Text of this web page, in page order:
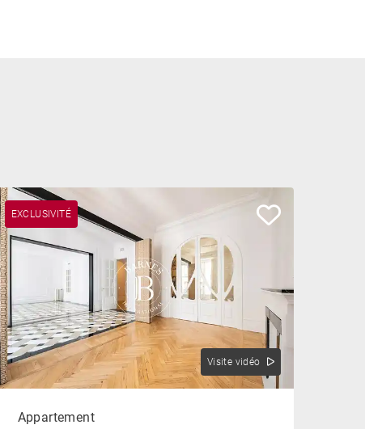
EXCLUSIVITÉ
Visite vidéo
Appartement